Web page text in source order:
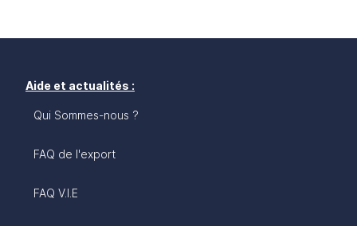
Aide et actualités :
Qui Sommes-nous ?
FAQ de l'export
FAQ V.I.E